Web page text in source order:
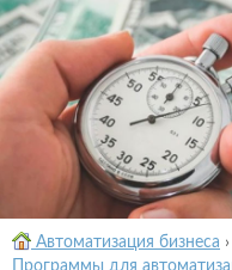
Автоматизация бизнеса ›
Программы для